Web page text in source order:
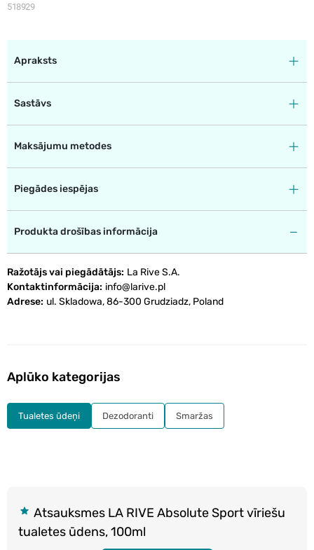
518929
Apraksts
Sastāvs
Maksājumu metodes
Piegādes iespējas
Produkta drošības informācija
Ražotājs vai piegādātājs La Rive S.A.
Kontaktinformācija info@larive.pl
Adrese ul. Skladowa, 86-300 Grudziadz, Poland
Atsauksmes LA RIVE Absolute Sport vīriešu
tualetes ūdens, 100ml
Aplūko kategorijas
Tualetes ūdeņi Dezodoranti Smaržas